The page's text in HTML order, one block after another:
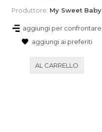
Produttore: My Sweet Baby
aggiungi per confrontare
aggiungi ai preferiti
AL CARRELLO